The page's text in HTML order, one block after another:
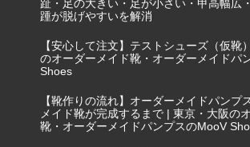
趾・足の大きい・足が小さい・甲高幅広
踵が脱げやすいを解消
【安心して注文】テストシューズ（仮靴
のオーダーメイド靴・オーダーメイドパ
Shoes
【靴作りの流れ】オーダーメイドパンプ
メイド靴が完成するまで | 東京・大阪の
靴・オーダーメイドパンプスのMooV